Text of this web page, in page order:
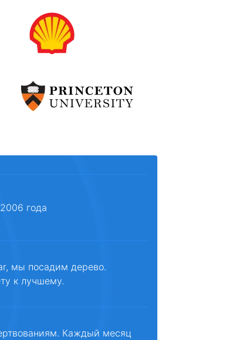
года
мы посадим дерево.
к лучшему.
Каждый месяц